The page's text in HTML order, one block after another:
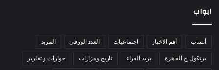
ابواب
أنساب أهم الاخبار اجتماعيات العدد الورقى المزيد
برتكول ج القاهرة بريد القراء تاريخ ومزارات حوارات و تقارير